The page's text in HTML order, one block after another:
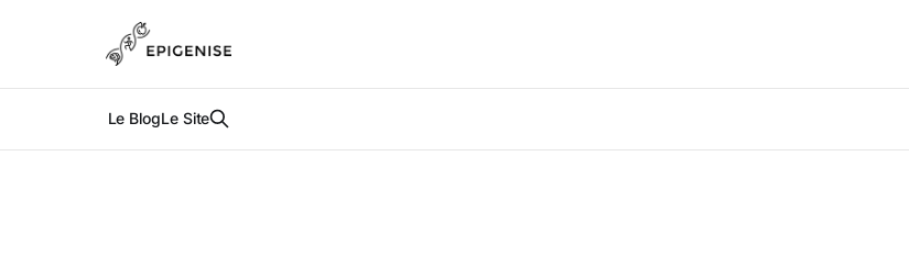
Le BlogLe Site